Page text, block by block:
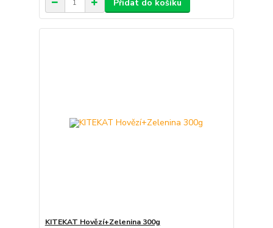
Přidat do košíku
KITEKAT Hovězí+Zelenina 300g